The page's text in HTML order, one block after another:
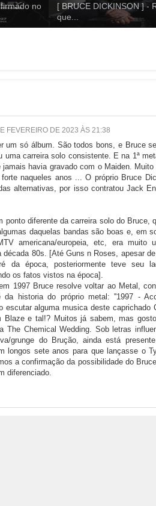
no
[ BRUCE DICKINSON ] -
que...
FEVEREIRO DE 2023 ÀS 21:38
um só álbum. São todos bons, e Bruce
uma carreira solo consistente. E na 1ª
havia gravado com o Maiden.
naqueles anos ... O próprio Bruce
alternativas, por isso contratou Jack
ponto diferente da carreira solo do Bruce,
daquelas bandas são boas e, em
americana/europeia, etc, era muito
década 80s. [Até Guns n Roses, apesar
da época, posteriormente teve seu
os fatos vistos na época].
1997 Bruce resolve voltar ao Metal,
da historia do próprio metal: ''1997 -
escutar alguma musica deste
Blaze e tal!? Muitos já sabem, mas
The Chemical Wedding. Sob letras
grunge do Brução, ainda está
longos sete anos para que lançasse o
a confirmação da possibilidade do
diferenciado.